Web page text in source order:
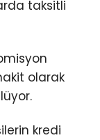
taksitli
olarak
kredi